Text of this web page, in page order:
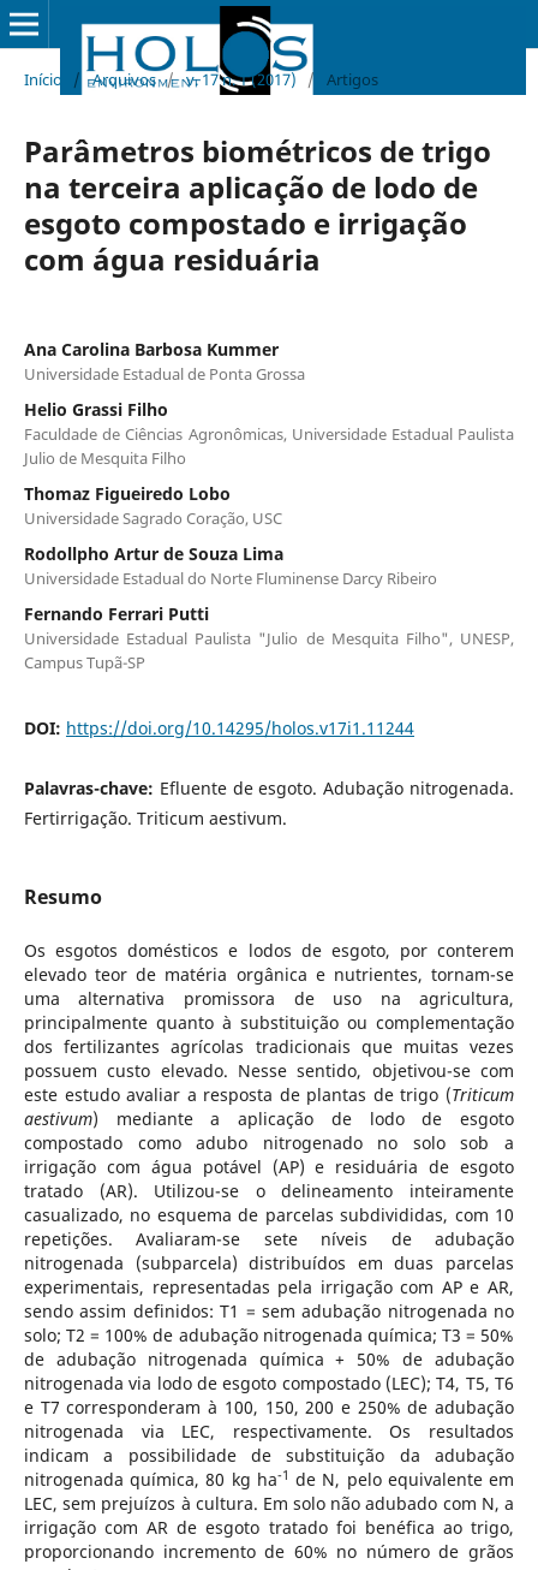
Início / Arquivos / v. 17 n. 1 (2017) / Artigos
Parâmetros biométricos de trigo
na terceira aplicação de lodo de
esgoto compostado e irrigação
com água residuária
Ana Carolina Barbosa Kummer
Universidade Estadual de Ponta Grossa
Helio Grassi Filho
Faculdade de Ciências Agronômicas, Universidade Estadual Paulista
Julio de Mesquita Filho
Thomaz Figueiredo Lobo
Universidade Sagrado Coração, USC
Rodollpho Artur de Souza Lima
Universidade Estadual do Norte Fluminense Darcy Ribeiro
Fernando Ferrari Putti
Universidade Estadual Paulista "Julio de Mesquita Filho", UNESP,
Campus Tupã-SP
DOI: https://doi.org/10.14295/holos.v17i1.11244
Palavras-chave: Efluente de esgoto. Adubação nitrogenada.
Fertirrigação. Triticum aestivum.
Resumo
Os esgotos domésticos e lodos de esgoto, por conterem
elevado teor de matéria orgânica e nutrientes, tornam-se
uma alternativa promissora de uso na agricultura,
principalmente quanto à substituição ou complementação
dos fertilizantes agrícolas tradicionais que muitas vezes
possuem custo elevado. Nesse sentido, objetivou-se com
este estudo avaliar a resposta de plantas de trigo (Triticum
aestivum) mediante a aplicação de lodo de esgoto
compostado como adubo nitrogenado no solo sob a
irrigação com água potável (AP) e residuária de esgoto
tratado (AR). Utilizou-se o delineamento inteiramente
casualizado, no esquema de parcelas subdivididas, com 10
repetições. Avaliaram-se sete níveis de adubação
nitrogenada (subparcela) distribuídos em duas parcelas
experimentais, representadas pela irrigação com AP e AR,
sendo assim definidos: T1 = sem adubação nitrogenada no
solo; T2 = 100% de adubação nitrogenada química; T3 = 50%
de adubação nitrogenada química + 50% de adubação
nitrogenada via lodo de esgoto compostado (LEC); T4, T5, T6
e T7 corresponderam à 100, 150, 200 e 250% de adubação
nitrogenada via LEC, respectivamente. Os resultados
indicam a possibilidade de substituição da adubação
nitrogenada química, 80 kg ha-1 de N, pelo equivalente em
LEC, sem prejuízos à cultura. Em solo não adubado com N, a
irrigação com AR de esgoto tratado foi benéfica ao trigo,
proporcionando incremento de 60% no número de grãos